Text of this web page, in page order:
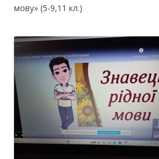
мову» (5-9,11 кл.)